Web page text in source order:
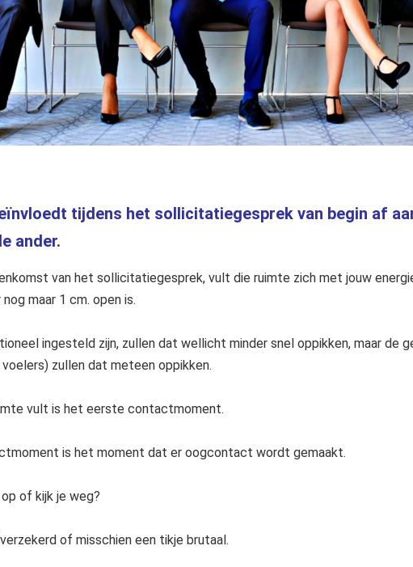
tijdens het sollicitatiegesprek van begin af
ander.
van het sollicitatiegesprek, vult die ruimte zich met jouw
maar 1 cm. open is.
ingesteld zijn, zullen dat wellicht minder snel oppikken, maar de
zullen dat meteen oppikken.
vult is het eerste contactmoment.
is het moment dat er oogcontact wordt gemaakt.
of kijk je weg?
of misschien een tikje brutaal.